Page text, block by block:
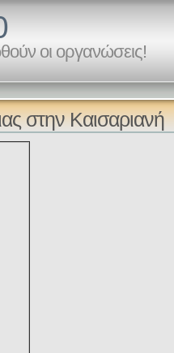
οι οργανώσεις!
στην Καισαριανή